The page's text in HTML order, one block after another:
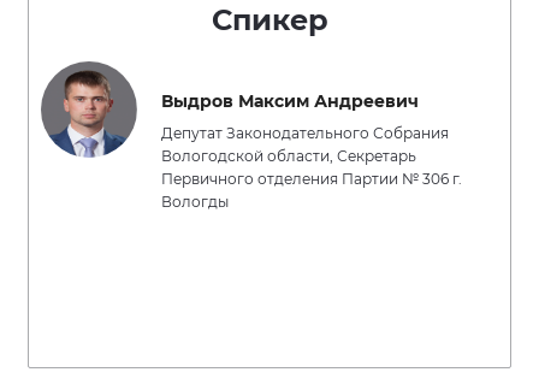
Спикер
Выдров Максим Андреевич
Депутат Законодательного Собрания
Вологодской области, Секретарь
Первичного отделения Партии № 306 г.
Вологды